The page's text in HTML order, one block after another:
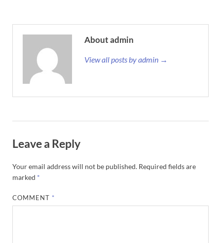
About admin
View all posts by admin →
Leave a Reply
Your email address will not be published. Required fields are
marked *
COMMENT *